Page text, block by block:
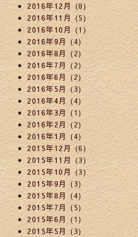
2016年12月(8)
2016年11月 (5)
2016年10月 (1)
2016年9月(4)
2016年8月(2)
2016年7月(2)
2016年6月 (2)
2016年5月 (3)
2016年4月(4)
2016年3月(1)
2016年2月(2)
2016年1月 (4)
2015年12月 (6)
2015年11月(3)
2015年10月 (3)
2015年9月 (3)
2015年8月 (4)
2015年7月 (5)
2015年6月(1)
2015年5月(3)